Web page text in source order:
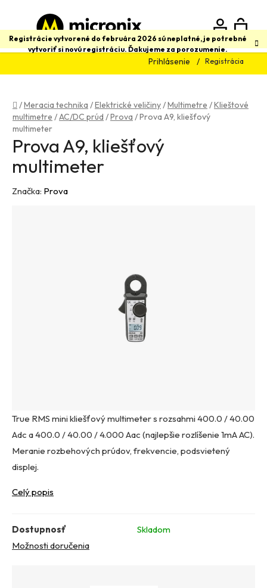
obsah
Registrácie vytvorené do februára 2026 sú neplatné, je potrebné
vytvoriť si novú registráciu. Ďakujeme za porozumenie.
Prihlásenie Registrácia
Hľadať
Domov
/Meracia technika /Elektrické veličiny/Multimetre /Klieštové
multimetre /AC/DC prúd /Prova /Prova A9, kliešťový
multimeter
True RMS mini kliešťový multimeter s rozsahmi 400.0 / 40.00
Adc a 400.0 / 40.00 / 4.000 Aac (najlepšie rozlíšenie 1mA AC).
Meranie rozbehových prúdov, frekvencie, podsvietený
displej.
Celý popis
Dostupnosť
Skladom
Možnosti doručenia
Prova A9, kliešťový
multimeter
Značka: Prova